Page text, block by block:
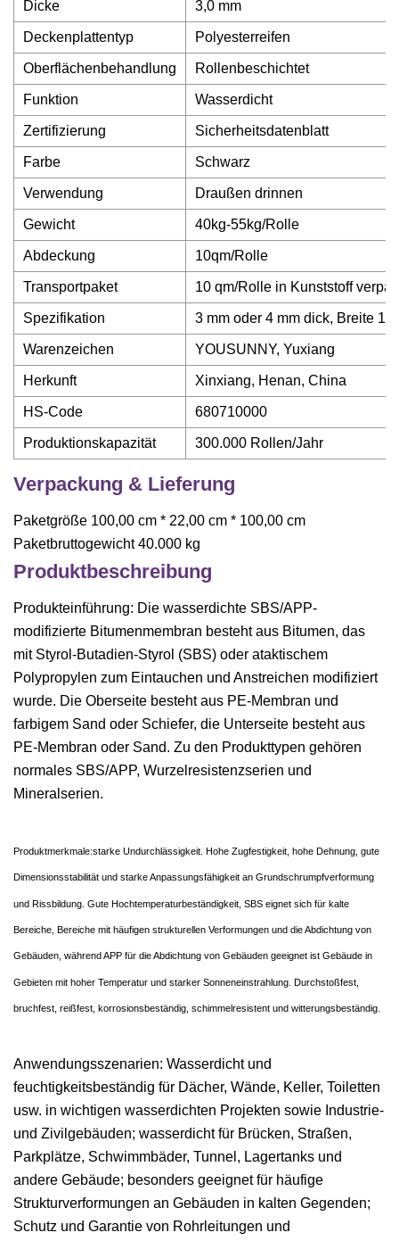
Dicke 3,0 mm
Deckenplattentyp Polyesterreifen
Oberflächenbehandlung Rollenbeschichtet
Funktion Wasserdicht
Zertifizierung Sicherheitsdatenblatt
Farbe Schwarz
Verwendung Draußen drinnen
Gewicht 40kg-55kg/Rolle
Abdeckung 10qm/Rolle
Transportpaket 10 qm/Rolle in Kunststoff
Spezifikation 3 mm oder 4 mm dick, Breite 1
Warenzeichen YOUSUNNY, Yuxiang
Herkunft Xinxiang, Henan, China
HS-Code 680710000
Produktionskapazität 300.000 Rollen/Jahr
Verpackung & Lieferung
Paketgröße 100,00 cm * 22,00 cm * 100,00 cm
Paketbruttogewicht 40.000 kg
Produktbeschreibung
Produkteinführung: Die wasserdichte SBS/APP-
modifizierte Bitumenmembran besteht aus Bitumen, das
mit Styrol-Butadien-Styrol (SBS) oder ataktischem
Polypropylen zum Eintauchen und Anstreichen modifiziert
wurde. Die Oberseite besteht aus PE-Membran und
farbigem Sand oder Schiefer, die Unterseite besteht aus
PE-Membran oder Sand. Zu den Produkttypen gehören
normales SBS/APP, Wurzelresistenzserien und
Mineralserien.
Produktmerkmale:starke Undurchlässigkeit. Hohe Zugfestigkeit, hohe Dehnung, gute
Dimensionsstabilität und starke Anpassungsfähigkeit an Grundschrumpfverformung
und Rissbildung. Gute Hochtemperaturbeständigkeit, SBS eignet sich für kalte
Bereiche, Bereiche mit häufigen strukturellen Verformungen und die Abdichtung von
Gebäuden, während APP für die Abdichtung von Gebäuden geeignet ist Gebäude in
Gebieten mit hoher Temperatur und starker Sonneneinstrahlung. Durchstoßfest,
bruchfest, reißfest, korrosionsbeständig, schimmelresistent und witterungsbeständig.
Anwendungsszenarien: Wasserdicht und
feuchtigkeitsbeständig für Dächer, Wände, Keller, Toiletten
usw. in wichtigen wasserdichten Projekten sowie Industrie-
und Zivilgebäuden; wasserdicht für Brücken, Straßen,
Parkplätze, Schwimmbäder, Tunnel, Lagertanks und
andere Gebäude; besonders geeignet für häufige
Strukturverformungen an Gebäuden in kalten Gegenden;
Schutz und Garantie von Rohrleitungen und